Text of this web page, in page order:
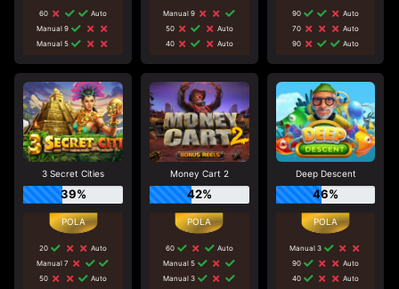
60
Auto
Manual 9
Manual 5
Manual 9
50
Auto
40
Auto
90
Auto
70
Auto
90
Auto
3 Secret Cities
39%
20
Auto
Manual 7
50
Auto
Money Cart 2
42%
60
Auto
Manual 5
Manual 3
Deep Descent
46%
Manual 3
90
Auto
40
Auto